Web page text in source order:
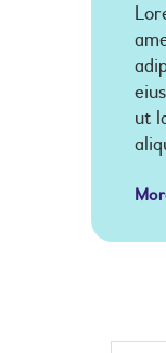
ut